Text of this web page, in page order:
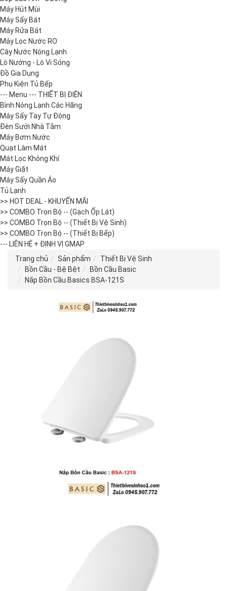
Máy Hút Mùi
Máy Sấy Bát
Máy Rửa Bát
Máy Lọc Nước RO
Cây Nước Nóng Lạnh
Lò Nướng - Lò Vi Sóng
Đồ Gia Dụng
Phụ Kiện Tủ Bếp
--- Menu --- THIẾT BỊ ĐIỆN
Bình Nóng Lạnh Các Hãng
Máy Sấy Tay Tự Động
Đèn Sưởi Nhà Tắm
Máy Bơm Nước
Quạt Làm Mát
Mát Lọc Không Khí
Máy Giặt
Máy Sấy Quần Áo
Tủ Lạnh
>> HOT DEAL - KHUYẾN MÃI
>> COMBO Trọn Bộ -- (Gạch Ốp Lát)
>> COMBO Trọn Bộ -- (Thiết Bị Vệ Sinh)
>> COMBO Trọn Bộ -- (Thiết Bị Bếp)
--- LIÊN HỆ + ĐỊNH VỊ GMAP
Trang chủ
Sản phẩm
Thiết Bị Vệ Sinh
Bồn Cầu - Bệ Bệt
Bồn Cầu Basic
Nắp Bồn Cầu Basics BSA-121S